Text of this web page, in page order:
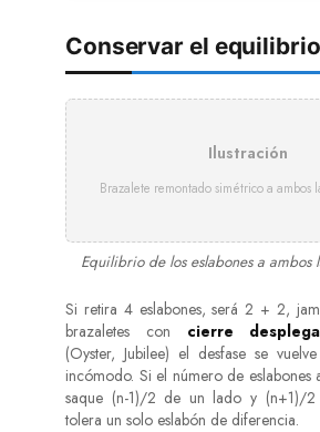
Conservar el
Ilustración
Brazalete remontado simétrico a ambos
Equilibrio de los eslabones a ambos
Si retira 4 eslabones, será 2 + 2,
brazaletes con cierre
(Oyster, Jubilee) el desfase se
incómodo. Si el número de eslabones
saque (n-1)/2 de un lado y (n+1)/
tolera un solo eslabón de diferencia.